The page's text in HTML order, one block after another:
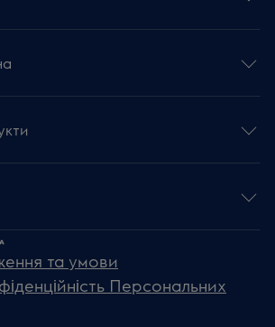
та умови
Персональних